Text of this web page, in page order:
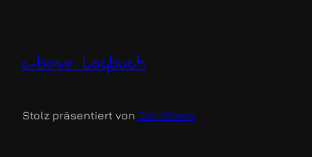
c-base logbuch
Stolz präsentiert von WordPress